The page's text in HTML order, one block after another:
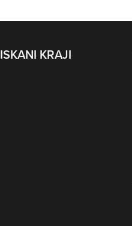
KRAJI